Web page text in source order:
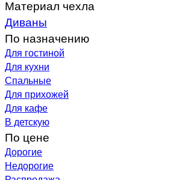
Материал чехла
Диваны
По назначению
Для гостиной
Для кухни
Спальные
Для прихожей
Для кафе
В детскую
По цене
Дорогие
Недорогие